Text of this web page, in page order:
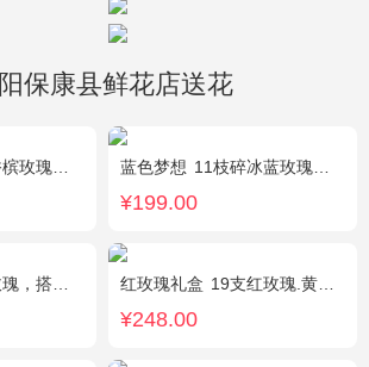
保康县鲜花店送花
蓝色绣球，配花、绿叶搭配 蓝色梦想 11枝碎冰蓝玫瑰，洋甘菊和尤加利叶适量搭配
¥199.00
量石竹梅。 红玫瑰礼盒 19支红玫瑰.黄英配花
¥248.00